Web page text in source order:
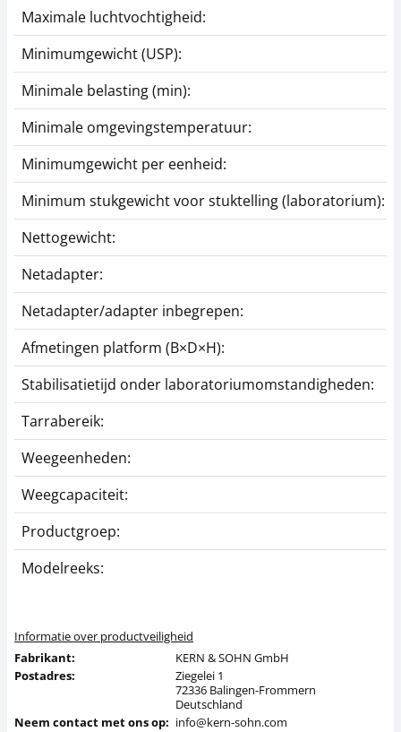
Maximale luchtvochtigheid:
Minimumgewicht (USP):
Minimale belasting (min):
Minimale omgevingstemperatuur:
Minimumgewicht per eenheid:
Minimum stukgewicht voor stuktelling (laboratorium):
Nettogewicht:
Netadapter:
Netadapter/adapter inbegrepen:
Afmetingen platform (B×D×H):
Stabilisatietijd onder laboratoriumomstandigheden:
Tarrabereik:
Weegeenheden:
Weegcapaciteit:
Productgroep:
Modelreeks:
Informatie over productveiligheid
Fabrikant:
KERN & SOHN GmbH
Postadres:
Ziegelei 1
72336 Balingen-Frommern
Deutschland
Neem contact met ons op: info@kern-sohn.com